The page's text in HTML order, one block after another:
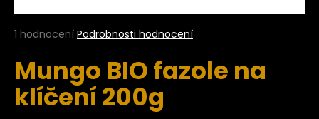
Průměrné
produktu
je
5,0
1 hodnocení Podrobnosti hodnocení
Mungo BIO fazole na
klíčení 200g
a
j
t
?